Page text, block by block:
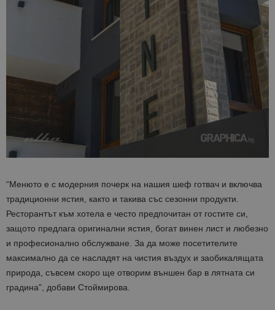
“Менюто е с модерния почерк на нашия шеф готвач и включва
традиционни ястия, както и такива със сезонни продукти.
Ресторантът към хотела е често предпочитан от гостите си,
защото предлага оригинални ястия, богат винен лист и любезно
и професионално обслужване. За да може посетителите
максимално да се насладят на чистия въздух и заобикалящата
природа, съвсем скоро ще отворим външен бар в лятната си
градина”, добави Стоймирова.